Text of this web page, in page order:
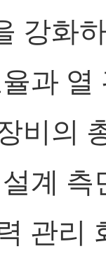
강화
과 열
비의
계 측
관리